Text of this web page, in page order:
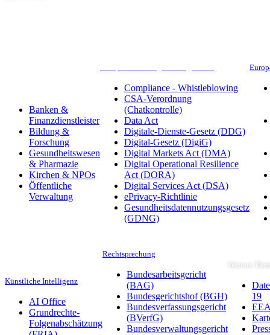
Banken &
Finanzdienstleister
Bildung &
Forschung
Gesundheitswesen
& Pharmazie
Kirchen & NPOs
Öffentliche
Verwaltung
Compliance - Whistleblowing
CSA-Verordnung
(Chatkontrolle)
Data Act
Digitale-Dienste-Gesetz (DDG)
Digital-Gesetz (DigiG)
Digital Markets Act (DMA)
Digital Operational Resilience
Act (DORA)
Digital Services Act (DSA)
ePrivacy-Richtlinie
Gesundheitsdatennutzungsgesetz
(GDNG)
Künstliche Intelligenz
AI Office
Grundrechte-
Folgenabschätzung
Rechtsprechung
Bundesarbeitsgericht
(BAG)
Bundesgerichtshof (BGH)
Bundesverfassungsgericht
(BVerfG)
Bundesverwaltungsgericht
Weitere
19